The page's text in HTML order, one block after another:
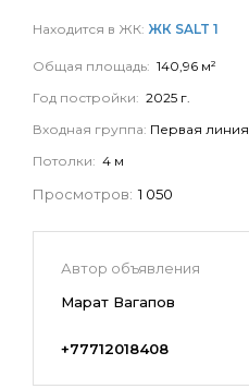
Находится в ЖК: ЖК SALT 1
Общая площадь: 140,96 м²
Год постройки: 2025 г.
Входная группа: Первая линия
Потолки: 4 м
Просмотров: 1 050
Автор объявления
Марат Вагапов
+77712018408